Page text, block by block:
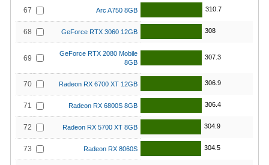
67 Arc A750 8GB 310.7
68 GeForce RTX 3060 12GB 308
69
GeForce RTX 2080 Mobile
8GB
307.3
70 Radeon RX 6700 XT 12GB 306.9
71 Radeon RX 6800S 8GB 306.4
72 Radeon RX 5700 XT 8GB 304.9
73 Radeon RX 8060S 304.5